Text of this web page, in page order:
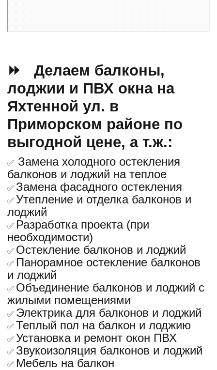
⏩ Делаем балконы,
лоджии и ПВХ окна на
Яхтенной ул. в
Приморском районе по
выгодной цене, а т.ж.:
✅ Замена холодного остекления
балконов и лоджий на теплое
✅ Замена фасадного остекления
✅ Утепление и отделка балконов и
лоджий
✅ Разработка проекта (при
необходимости)
✅ Остекление балконов и лоджий
✅ Панорамное остекление балконов
и лоджий
✅ Объединение балконов и лоджий с
жилыми помещениями
✅ Электрика для балконов и лоджий
✅ Теплый пол на балкон и лоджию
✅ Установка и ремонт окон ПВХ
✅ Звукоизоляция балконов и лоджий
✅ Мебель на балкон